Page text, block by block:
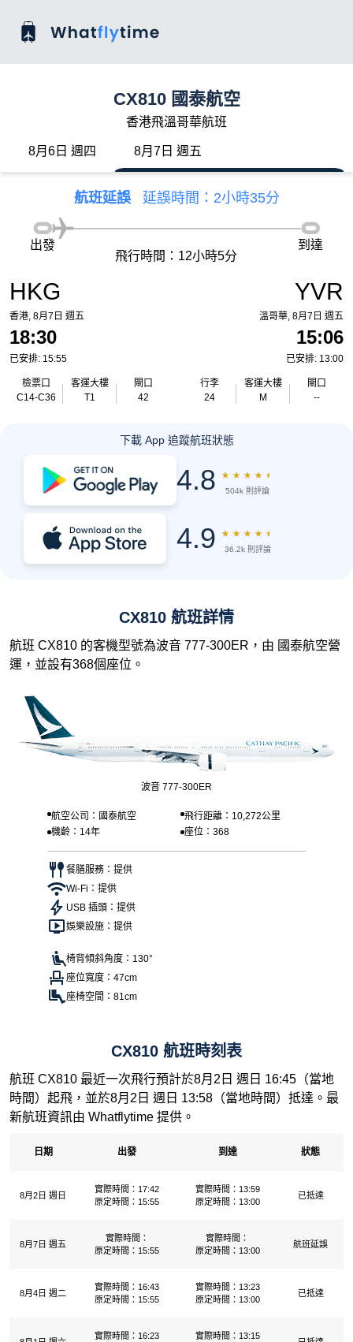
CX810 國泰航空
香港飛溫哥華航班
8月6日 週四 8月7日 週五
航班延誤 延誤時間：2小時35分
HKG
香港, 8月7日 週五
18:30
已安排: 15:55
檢票口
C14-C36
客運大樓
T1
閘口
42
出發
飛行時間：12小時5分
到達
YVR
溫哥華, 8月7日 週五
15:06
已安排: 13:00
行李
24
客運大樓
M
閘口
--
下載 App 追蹤航班狀態
4.8 ★ ★ ★ ★ ★
504k 則評論
4.9 ★ ★ ★ ★ ★
36.2k 則評論
CX810 航班詳情
航班 CX810 的客機型號為波音 777-300ER，由 國泰航空營
運，並設有368個座位。
波音 777-300ER
航空公司：國泰航空
飛行距離：10,272公里
機齡：14年
座位：368
餐膳服務：提供
Wi-Fi：提供
USB 插頭：提供
娛樂設施：提供
椅背傾斜角度：130°
座位寬度：47cm
座椅空間：81cm
CX810 航班時刻表
航班 CX810 最近一次飛行預計於8月2日 週日 16:45（當地
時間）起飛，並於8月2日 週日 13:58（當地時間）抵達。最
新航班資訊由 Whatflytime 提供。
日期 出發 到達 狀態
8月2日 週日
實際時間：17:42
原定時間：15:55
實際時間：13:59
原定時間：13:00
已抵達
8月7日 週五
實際時間：
原定時間：15:55
實際時間：
原定時間：13:00
航班延誤
8月4日 週二
實際時間：16:43
原定時間：15:55
實際時間：13:23
原定時間：13:00
已抵達
實際時間：16:23
實際時間：13:15